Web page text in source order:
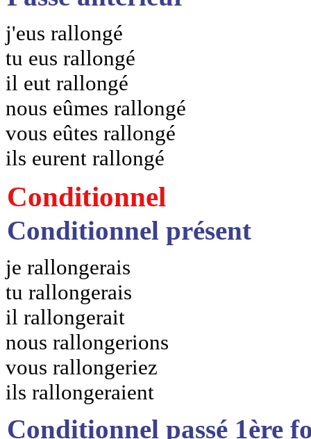
j'eus rallongé
tu eus rallongé
il eut rallongé
nous eûmes rallongé
vous eûtes rallongé
ils eurent rallongé
Conditionnel
Conditionnel présent
je rallongerais
tu rallongerais
il rallongerait
nous rallongerions
vous rallongeriez
ils rallongeraient
Conditionnel passé 1ère